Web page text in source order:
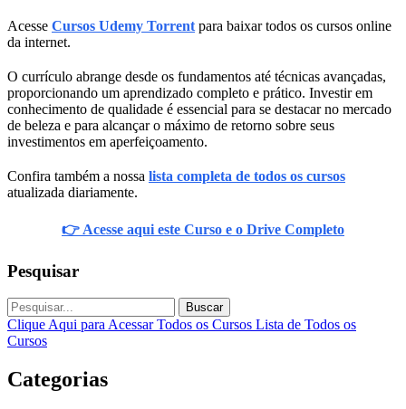
Acesse Cursos Udemy Torrent para baixar todos os cursos online
da internet.
O currículo abrange desde os fundamentos até técnicas avançadas,
proporcionando um aprendizado completo e prático. Investir em
conhecimento de qualidade é essencial para se destacar no mercado
de beleza e para alcançar o máximo de retorno sobre seus
investimentos em aperfeiçoamento.
Confira também a nossa lista completa de todos os cursos
atualizada diariamente.
👉 Acesse aqui este Curso e o Drive Completo
Pesquisar
Buscar
Clique Aqui para Acessar Todos os Cursos Lista de Todos os
Cursos
Categorias